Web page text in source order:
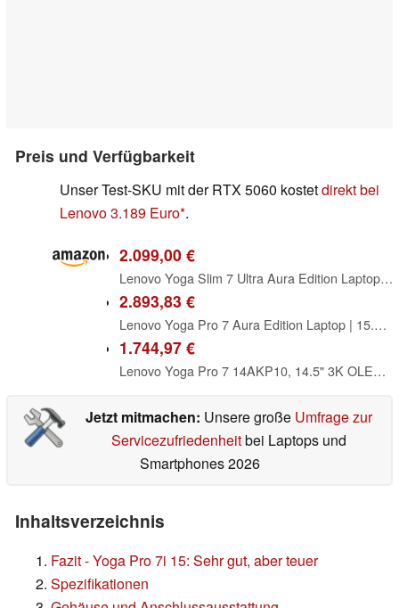
Preis und Verfügbarkeit
Unser Test-SKU mit der RTX 5060 kostetdirekt bei
Lenovo 3.189 Euro .
2.099,00 €
Lenovo Yoga Slim 7 Ultra Aura Edition Laptop | 14"2.8K WUXGA OLED Touch Display | Intel Core Ultra 7 355 | 32GB RAM | 1TB SSD | Intel ARC Grafik | Windows 11 | QWERTZ | Seashell |3 Monate Premium Care
2.893,83 €
Lenovo Yoga Pro 7 Aura Edition Laptop | 15.3" WQXGA OLED Touch Display | Intel Core Ultra 9 386H | 32GB RAM | 1TB SSD | NVIDIA GeForce RTX 5060 | Windows 11 | QWERTZ | Grau | 3 Monate Premium Care
1.744,97 €
Lenovo Yoga Pro 7 14AKP10, 14.5" 3K OLED, AMD Ryzen AI 7 350, 32GB RAM, 1TB SSD, Win11 Pro
Jetzt mitmachen: Unsere große Umfrage zur
Servicezufriedenheitbei Laptops und
Smartphones 2026
Inhaltsverzeichnis
Fazit - Yoga Pro 7i 15: Sehr gut, aber teuer
Spezifikationen